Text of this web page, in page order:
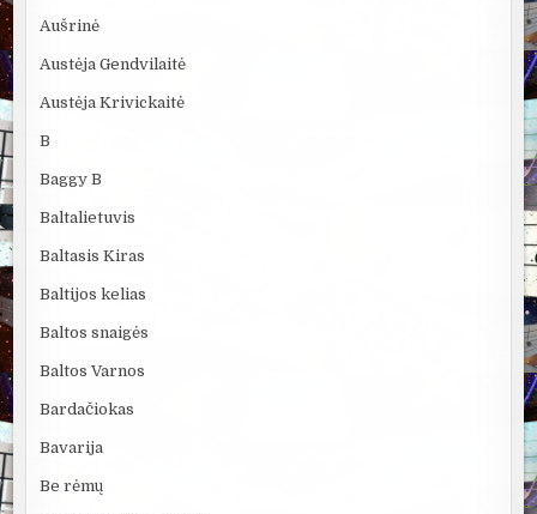
Aušrinė
Austėja Gendvilaitė
Austėja Krivickaitė
B
Baggy B
Baltalietuvis
Baltasis Kiras
Baltijos kelias
Baltos snaigės
Baltos Varnos
Bardačiokas
Bavarija
Be rėmų